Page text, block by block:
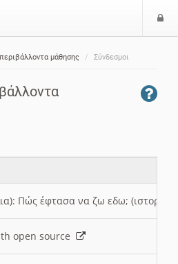
μάθησης Σύνδεσμοι
Πώς έφτασα να ζω εδω; (ιστορια)
open source